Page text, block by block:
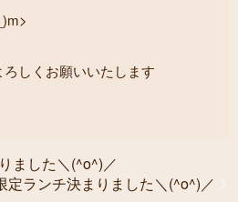
しくお願いいたします
ました＼(^o^)／
定ランチ決まりました＼(^o^)／